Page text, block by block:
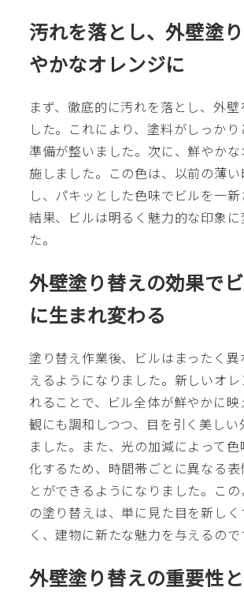
汚れを落とし、外壁塗
やかなオレンジに
まず、徹底的に汚れを落とし、外
した。これにより、塗料がしっか
準備が整いました。次に、鮮やか
施しました。この色は、以前の薄
し、パキッとした色味でビルを一新
結果、ビルは明るく魅力的な印象に
た。
外壁塗り替えの効果で
に生まれ変わる
塗り替え作業後、ビルはまったく
えるようになりました。新しいオ
れることで、ビル全体が鮮やかに
観にも調和しつつ、目を引く美しい
ました。また、光の加減によって
化するため、時間帯ごとに異なる
とができるようになりました。こ
の塗り替えは、単に見た目を新し
く、建物に新たな魅力を与えるので
外壁塗り替えの重要性